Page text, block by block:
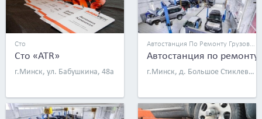
Сто
Сто «ATR»
г.Минск, ул. Бабушкина, 48а
Автостанция По Ремонту Грузовых Автомобилей
Автостанция по
г.Минск, д. Большое Стиклево, 58а